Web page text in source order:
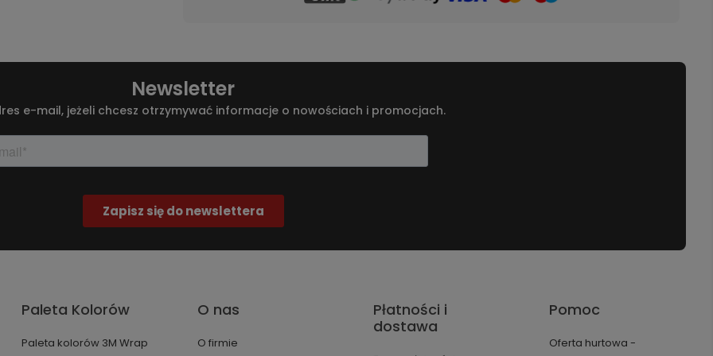
Newsletter
e-mail, jeżeli chcesz otrzymywać informacje o nowościach i promocjach.
Paleta Kolorów
Paleta kolorów 3M Wrap
O nas
O firmie
Płatności i
dostawa
Pomoc
Oferta hurtowa -